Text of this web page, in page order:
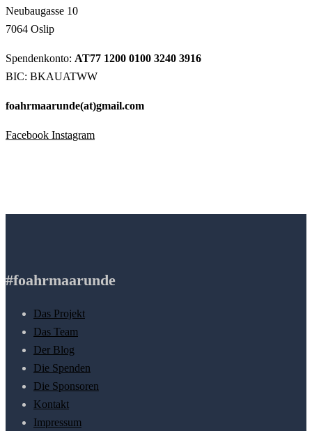
Neubaugasse 10
7064 Oslip
Spendenkonto: AT77 1200 0100 3240 3916
BIC: BKAUATWW
foahrmaarunde(at)gmail.com
Facebook Instagram
#foahrmaarunde
Das Projekt
Das Team
Der Blog
Die Spenden
Die Sponsoren
Kontakt
Impressum